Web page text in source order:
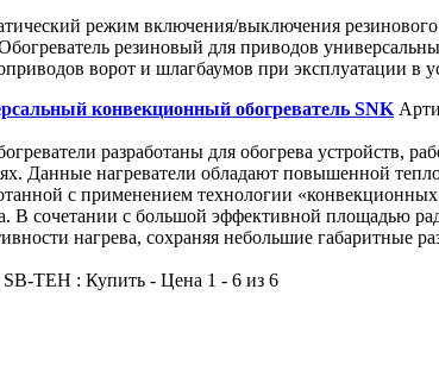
режим включения/выключения
резиновый для приводов
ворот и шлагбаумов при эксплуатации в
конвекционный обогреватель SNK
разработаны для обогрева устройств,
Данные нагреватели обладают повышенной
с применением технологии
В сочетании с большой эффективной площадью
нагрева, сохраняя небольшие габаритные
SB-TEH : Купить - Цена 1 - 6 из 6